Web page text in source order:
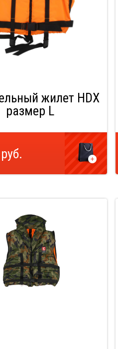
жилет HDX
размер L